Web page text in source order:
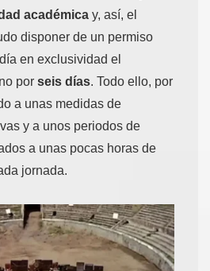
académica y, así, el
disponer de un permiso
en exclusividad el
por seis días. Todo ello, por
a unas medidas de
y a unos periodos de
a unas pocas horas de
jornada.